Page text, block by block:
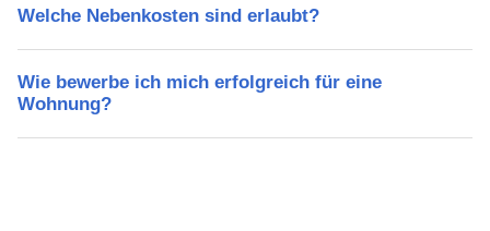
Welche Nebenkosten sind erlaubt?
Wie bewerbe ich mich erfolgreich für eine
Wohnung?